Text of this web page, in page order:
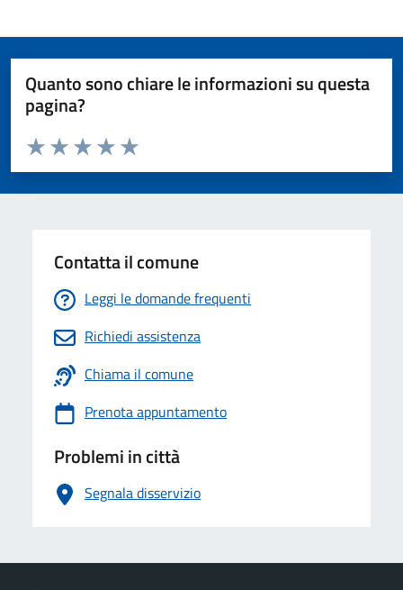
Quanto sono chiare le informazioni su questa
pagina?
Valuta da 1 a 5 stelle la pagina
Valuta 5 stelle su 5
Valuta 4 stelle su 5
Valuta 3 stelle su 5
Valuta 2 stelle su 5
Valuta 1 stelle su 5
Contatta il comune
Leggi le domande frequenti
Richiedi assistenza
Chiama il comune
Prenota appuntamento
Problemi in città
Segnala disservizio